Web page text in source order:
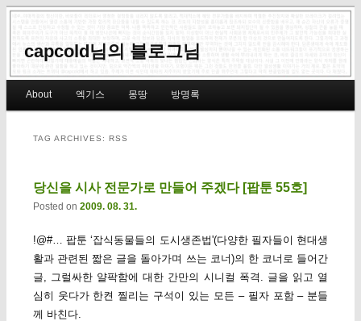
capcold님의 블로그님
Skip to primary content
Skip to secondary content
About 엑기스 몽땅 방명록
TAG ARCHIVES: RSS
당신을 시사 전문가로 만들어 주겠다 [팝툰 55호]
Posted on 2009. 08. 31.
!@#… 팝툰 ‘잡식동물들의 도시생존법'(다양한 필자들이 현대생
활과 관련된 짧은 글을 돌아가며 쓰는 코너)의 한 코너로 들어간
글, 그럴싸한 얄팍함에 대한 간만의 시니컬 폭격. 글을 읽고 열
심히 웃다가 한켠 찔리는 구석이 있는 모든 – 필자 포함 – 분들
께 바친다.